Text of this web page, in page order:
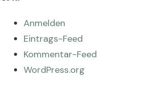
Anmelden
Eintrags-Feed
Kommentar-Feed
WordPress.org